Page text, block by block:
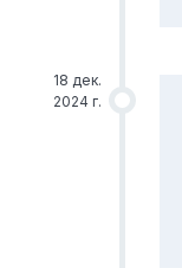
18 дек.
2024 г.